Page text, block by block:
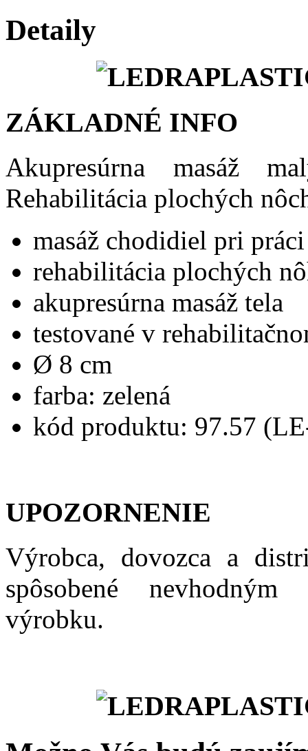
Detaily
ZÁKLADNÉ INFO
Akupresúrna masáž
Rehabilitácia plochých
masáž chodidiel pri
rehabilitácia plochých
akupresúrna masáž tela
testované v
Ø 8 cm
farba: zelená
kód produktu: 97.57
UPOZORNENIE
Výrobca, dovozca a
spôsobené
výrobku.